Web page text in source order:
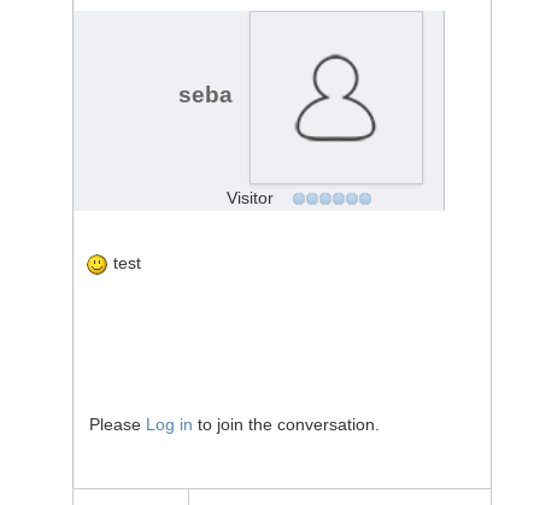
seba
Visitor
test
Please Log in to join the conversation.